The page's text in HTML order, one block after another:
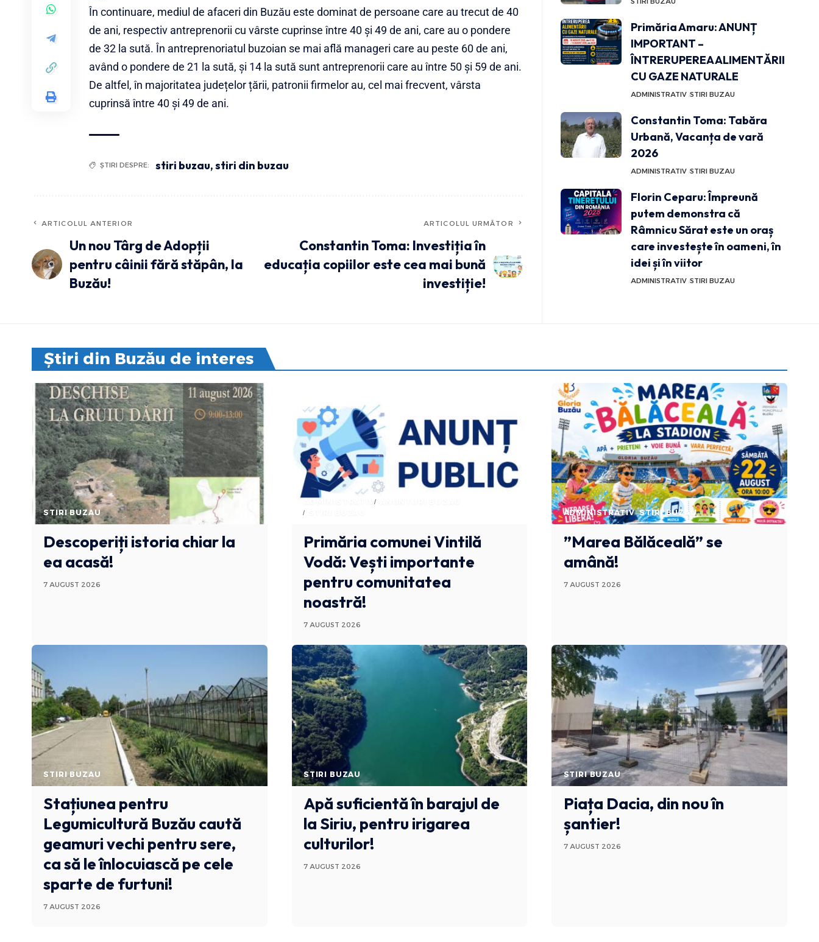
În continuare, mediul de afaceri din Buzău este dominat de persoane care au trecut de 40
de ani, respectiv antreprenorii cu vârste cuprinse între 40 și 49 de ani, care au o pondere
de 32 la sută. În antreprenoriatul buzoian se mai află manageri care au peste 60 de ani,
având o pondere de 21 la sută, și 14 la sută sunt antreprenorii care au între 50 și 59 de ani.
De altfel, în majoritatea județelor țării, patronii firmelor au, cel mai frecvent, vârsta
cuprinsă între 40 și 49 de ani.
ȘTIRI DESPRE: stiri buzau,stiri din buzau
ARTICOLUL ANTERIOR
Un nou Târg de Adopții
pentru câinii fără stăpân, la
Buzău!
ARTICOLUL URMĂTOR
Constantin Toma: Investiția în
educația copiilor este cea mai bună
investiție!
Primăria Amaru: ANUNȚ
IMPORTANT –
ÎNTRERUPEREA ALIMENTĂRII
CU GAZE NATURALE
ADMINISTRATIV STIRI BUZAU
Constantin Toma: Tabăra
Urbană, Vacanța de vară
2026
ADMINISTRATIV STIRI BUZAU
Florin Ceparu: Împreună
putem demonstra că
Râmnicu Sărat este un oraș
care investește în oameni, în
idei și în viitor
ADMINISTRATIV STIRI BUZAU
Știri din Buzău de interes
STIRI BUZAU
Descoperiți istoria chiar la
ea acasă!
7 AUGUST 2026
ADMINISTRATIV
Primăria comunei Vintilă
Vodă: Vești importante
pentru comunitatea
noastră!
7 AUGUST 2026
ADMINISTRATIV STIRI BUZAU
”Marea Bălăceală” se
amână!
7 AUGUST 2026
STIRI BUZAU
Stațiunea pentru
Legumicultură Buzău caută
geamuri vechi pentru sere,
ca să le înlocuiască pe cele
sparte de furtuni!
7 AUGUST 2026
STIRI BUZAU
Apă suficientă în barajul de
la Siriu, pentru irigarea
culturilor!
7 AUGUST 2026
STIRI BUZAU
Piața Dacia, din nou în
șantier!
7 AUGUST 2026